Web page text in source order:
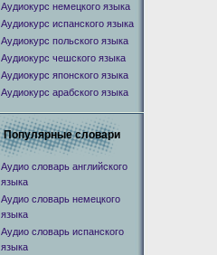
Аудиокурс немецкого языка
Аудиокурс испанского языка
Аудиокурс польского языка
Аудиокурс чешского языка
Аудиокурс японского языка
Аудиокурс арабского языка
Популярные словари
Аудио словарь английского
языка
Аудио словарь немецкого
языка
Аудио словарь испанского
языка